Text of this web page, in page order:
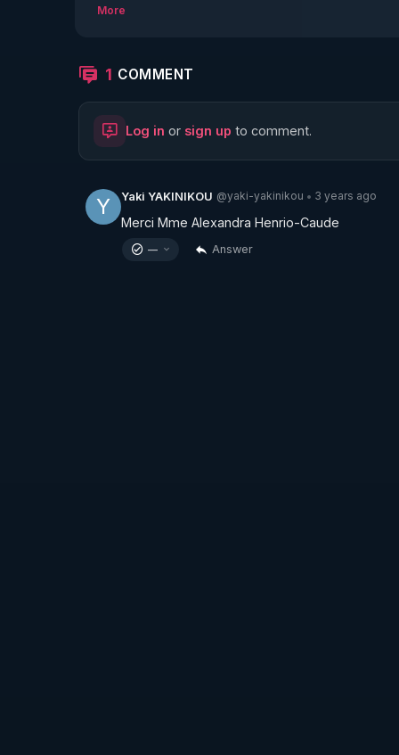
2 ème partie : Alexandra Henrion-Caude
More
1 COMMENT
Log in or sign up to comment.
Y Yaki YAKINIKOU @yaki-yakinikou • 3 years ago
Merci Mme Alexandra Henrio-Caude
— Answer